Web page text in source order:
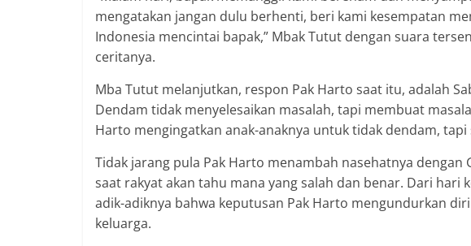
mengatakan jangan dulu berhenti, beri kami kesempatan
Indonesia mencintai bapak,” Mbak Tutut dengan suara
ceritanya.
Mba Tutut melanjutkan, respon Pak Harto saat itu, adalah
Dendam tidak menyelesaikan masalah, tapi membuat
Harto mengingatkan anak-anaknya untuk tidak dendam,
Tidak jarang pula Pak Harto menambah nasehatnya
saat rakyat akan tahu mana yang salah dan benar. Dari hari
adik-adiknya bahwa keputusan Pak Harto mengundurkan
keluarga.